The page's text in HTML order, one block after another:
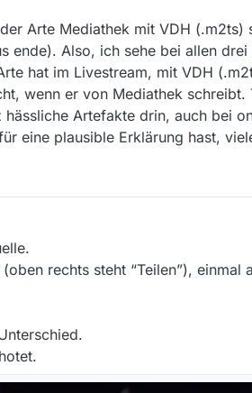
Stream wie beim linear-Schauen, sondern
stehen, wenn du solches in der von
2200 kbps aufweist, sehen kannst…
Arte Mediathek mit VDH (.m2ts)
Also, ich sehe bei allen drei
hat im Livestream, mit VDH
wenn er von Mediathek schreibt.
Artefakte drin, auch bei
eine plausible Erklärung hast,
rechts steht “Teilen”), einmal